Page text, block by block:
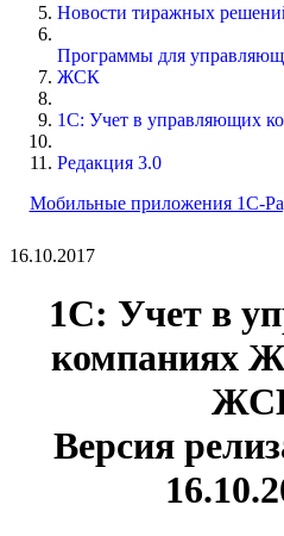
Новости тиражных
Программы для
ЖСК
1С: Учет в
Редакция 3.0
Мобильные приложения 1С-
16.10.2017
1С: Учет в
компаниях
Версия